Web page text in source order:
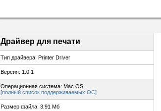
Драйвер для печати
Тип драйвера: Printer Driver
Версия: 1.0.1
Операционная система: Mac OS
[полный список поддерживаемых ОС]
Размер файла: 3.91 Мб